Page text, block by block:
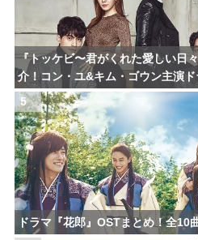
『トッケビ〜君がくれた愛しい日
介！コン・ユ&キム・ゴウン主演ド
5
ドラマ『花郎』OSTまとめ！全10